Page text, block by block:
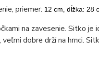
priemer: 12 cm, dĺžka: 28
na zavesenie. Sitko je
dobre drží na hrnci.